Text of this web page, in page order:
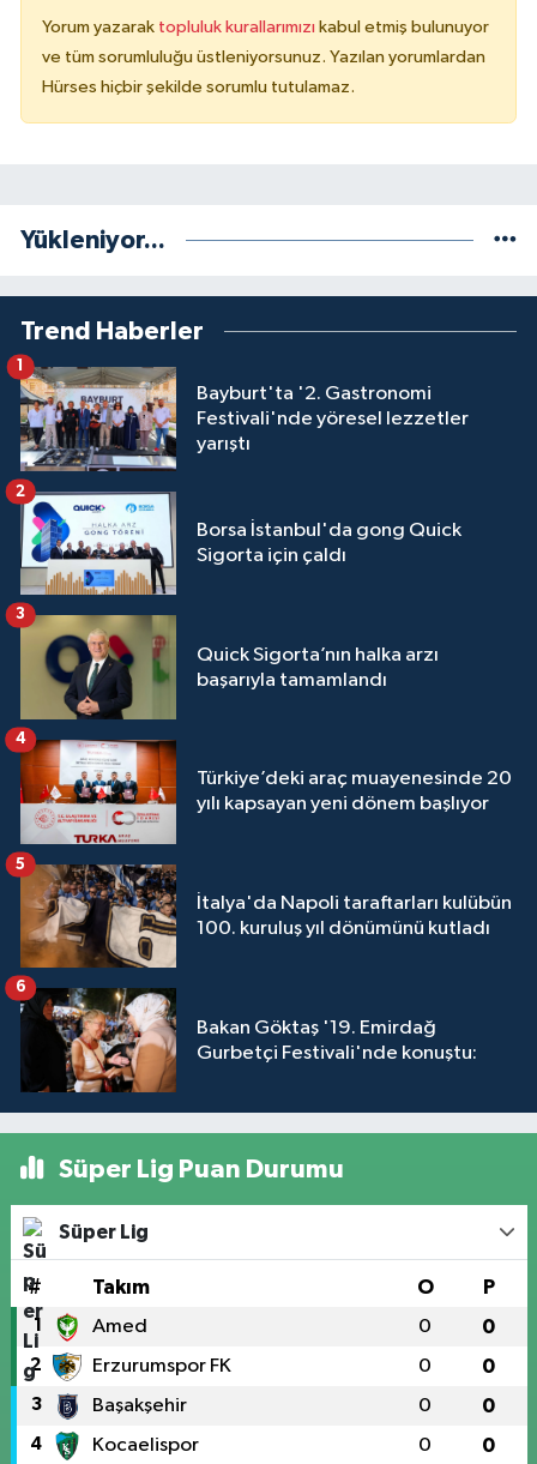
Yorum yazarak topluluk kurallarımızı kabul etmiş bulunuyor
ve tüm sorumluluğu üstleniyorsunuz. Yazılan yorumlardan
Hürses hiçbir şekilde sorumlu tutulamaz.
Yükleniyor...
Trend Haberler
Bayburt'ta '2. Gastronomi
Festivali'nde yöresel lezzetler
yarıştı
1
Borsa İstanbul'da gong Quick
Sigorta için çaldı
2
Quick Sigorta’nın halka arzı
başarıyla tamamlandı
3
Türkiye’deki araç muayenesinde 20
yılı kapsayan yeni dönem başlıyor
4
İtalya'da Napoli taraftarları kulübün
100. kuruluş yıl dönümünü kutladı
5
Bakan Göktaş '19. Emirdağ
Gurbetçi Festivali'nde konuştu:
6
Süper Lig Puan Durumu
Süper Lig
# Takım O P
1 Amed 0 0
2 Erzurumspor FK 0 0
3 Başakşehir 0 0
4 Kocaelispor 0 0